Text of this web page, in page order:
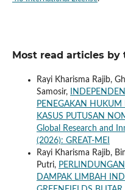
Most read articles by
Rayi Kharisma Rajib,
Samosir,
PENEGAKAN
KASUS PUTUSAN
Global Research and
(2026): GREAT-MEI
Rayi Kharisma Rajib,
Putri,
DAMPAK LIMBAH